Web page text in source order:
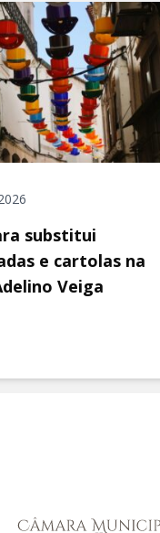
substitui
e cartolas na
Veiga